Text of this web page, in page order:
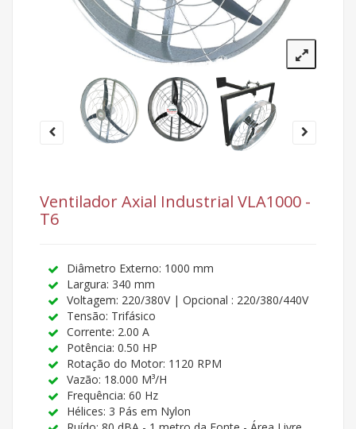
Ventilador Axial Industrial VLA1000 -
T6
Diâmetro Externo: 1000 mm
Largura: 340 mm
Voltagem: 220/380V | Opcional : 220/380/440V
Tensão: Trifásico
Corrente: 2.00 A
Potência: 0.50 HP
Rotação do Motor: 1120 RPM
Vazão: 18.000 M³/H
Frequência: 60 Hz
Hélices: 3 Pás em Nylon